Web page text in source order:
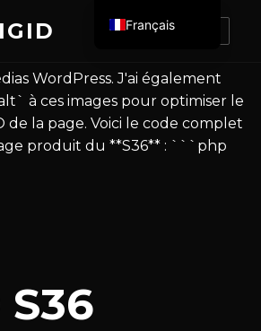
4 images de la galerie) en
WordPress. J'ai également
à ces images pour optimiser le
de la page. Voici le code complet
produit du **S36** : ```php
CONTACT
S36
Français